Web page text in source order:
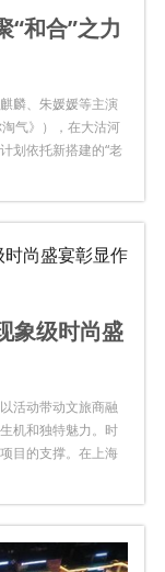
“和合”之力
麟、朱媛媛等主演
气》），在大沽河
划依托新搭建的“老
象级时尚盛
活动带动文旅商融
机和独特魅力。时
目的支撑。在上海